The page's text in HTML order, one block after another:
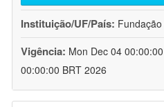
Instituição/UF/País:
Vigência: Mon Dec 04
00:00:00 BRT 2026